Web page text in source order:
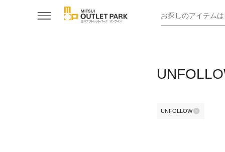
お探しのアイテム
UNFOLLOW